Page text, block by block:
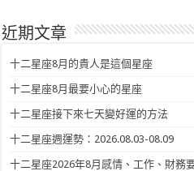
近期文章
十二星座8月的貴人是這個星座
十二星座8月最要小心的星座
十二星座接下來七天變好運的方法
十二星座週運勢：2026.08.03-08.09
十二星座2026年8月感情、工作、財務